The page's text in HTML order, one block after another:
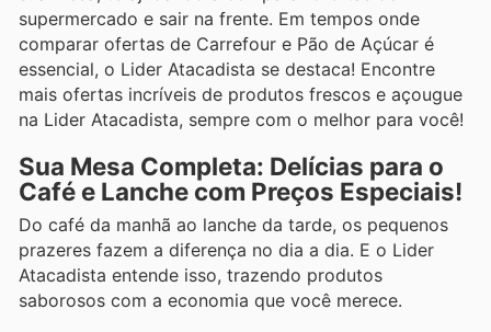
supermercado e sair na frente. Em tempos onde
comparar ofertas de Carrefour e Pão de Açúcar é
essencial, o Lider Atacadista se destaca! Encontre
mais ofertas incríveis de produtos frescos e açougue
na Lider Atacadista, sempre com o melhor para você!
Sua Mesa Completa: Delícias para o
Café e Lanche com Preços Especiais!
Do café da manhã ao lanche da tarde, os pequenos
prazeres fazem a diferença no dia a dia. E o Lider
Atacadista entende isso, trazendo produtos
saborosos com a economia que você merece.